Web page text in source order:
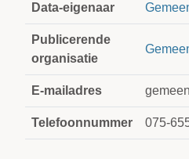
Data-eigenaar
Publicerende
organisatie
E-mailadres
Telefoonnummer 075-